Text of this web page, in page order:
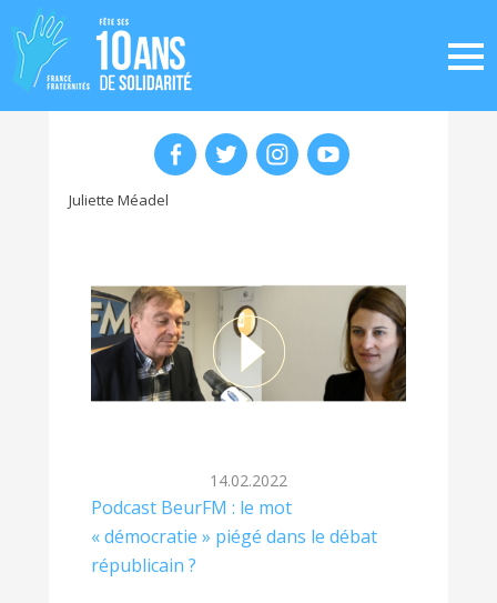
Juliette Méadel
14.02.2022
Podcast BeurFM : le mot
« démocratie » piégé dans le débat
républicain ?